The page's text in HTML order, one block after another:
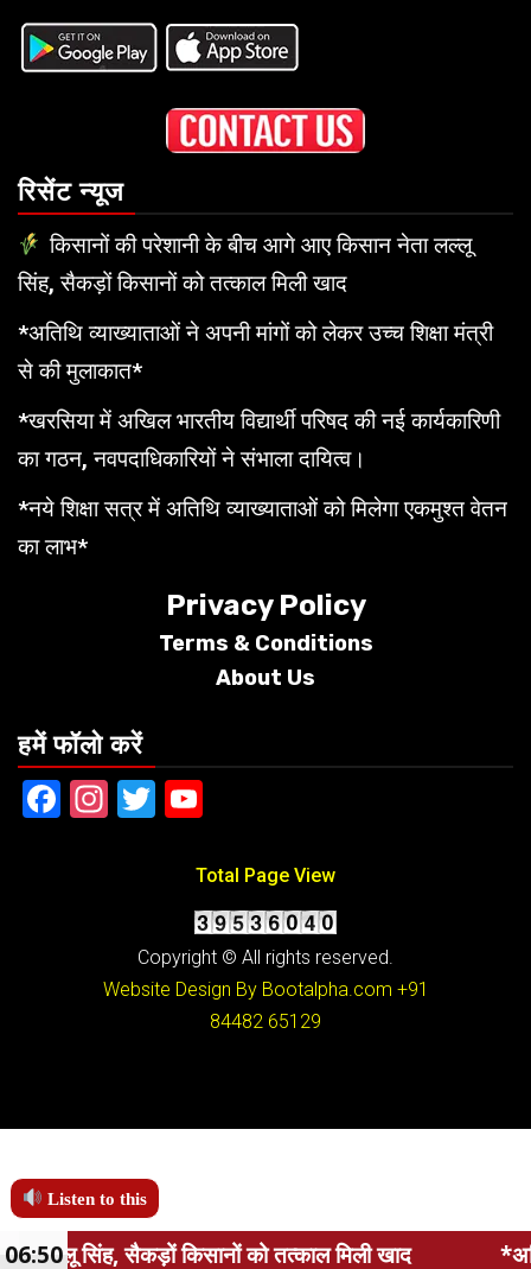
रिसेंट न्यूज
किसानों की परेशानी के बीच आगे आए किसान नेता लल्लू
सिंह, सैकड़ों किसानों को तत्काल मिली खाद
*अतिथि व्याख्याताओं ने अपनी मांगों को लेकर उच्च शिक्षा मंत्री
से की मुलाकात*
*खरसिया में अखिल भारतीय विद्यार्थी परिषद की नई कार्यकारिणी
का गठन, नवपदाधिकारियों ने संभाला दायित्व।
*नये शिक्षा सत्र में अतिथि व्याख्याताओं को मिलेगा एकमुश्त वेतन
का लाभ*
Privacy Policy
Terms & Conditions
About Us
हमें फॉलो करें
Facebook
Instagram
Twitter
Total Page View
Copyright © All rights reserved.
Website Design By Bootalpha.com +91
84482 65129
Listen to this
को तत्काल मिली खाद *अतिथि व्याख्याताओं ने अपनी
06:50